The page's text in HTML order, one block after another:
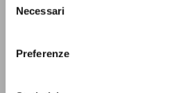
delNecessari
Preferenze
FULL TEXT